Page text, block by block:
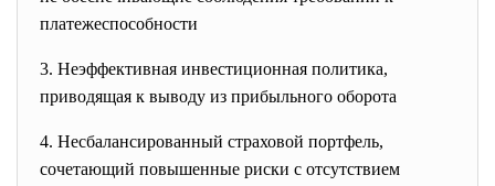
платежеспособности
3. Неэффективная инвестиционная политика,
приводящая к выводу из прибыльного оборота
4. Несбалансированный страховой портфель,
сочетающий повышенные риски с отсутствием